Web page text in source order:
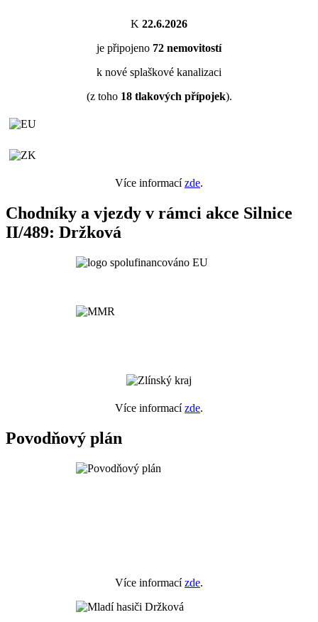
K 22.6.2026
je připojeno 72 nemovitostí
k nové splaškové kanalizaci
(z toho 18tlakových přípojek).
Více informacízde.
Chodníky a vjezdy v rámci akce Silnice
II/489: Držková
Více informacízde.
Povodňový plán
Více informacízde.